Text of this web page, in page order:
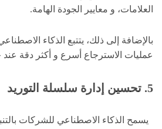
العلامات، و معايير الجودة الهامة.
بالإضافة إلى ذلك، يتتبع الذكاء
عمليات الاسترجاع أسرع و أكثر دقة
5. تحسين إدارة سلسلة التوريد
يسمح الذكاء الاصطناعي للشركات